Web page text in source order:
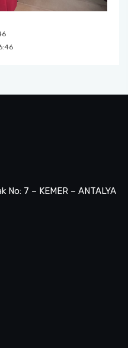
No: 7 – KEMER – ANTALYA